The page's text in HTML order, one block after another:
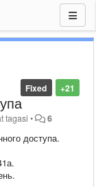
+21
Fixed
tagasi • 6
доступа.